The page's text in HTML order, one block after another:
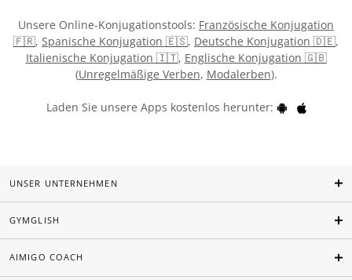
Unsere Online-Konjugationstools: Französische Konjugation
🇫🇷, Spanische Konjugation 🇪🇸, Deutsche Konjugation 🇩🇪,
Italienische Konjugation 🇮🇹, Englische Konjugation 🇬🇧
(Unregelmäßige Verben, Modalerben).
Laden Sie unsere Apps kostenlos herunter:
UNSER UNTERNEHMEN
GYMGLISH
AIMIGO COACH